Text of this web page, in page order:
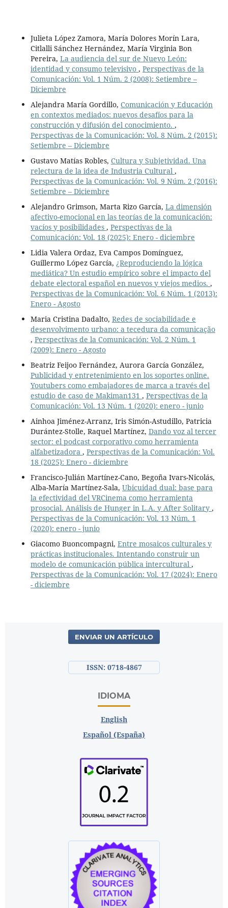
Julieta López Zamora, María Dolores Morín Lara,
Citlalli Sánchez Hernández, María Virginia Bon
Pereira, La audiencia del sur de Nuevo León:
identidad y consumo televisivo , Perspectivas de la
Comunicación: Vol. 1 Núm. 2 (2008): Setiembre –
Diciembre
Alejandra María Gordillo, Comunicación y Educación
en contextos mediados: nuevos desafíos para la
construcción y difusión del conocimiento. ,
Perspectivas de la Comunicación: Vol. 8 Núm. 2 (2015):
Setiembre – Diciembre
Gustavo Matías Robles, Cultura y Subjetividad. Una
relectura de la idea de Industria Cultural ,
Perspectivas de la Comunicación: Vol. 9 Núm. 2 (2016):
Setiembre – Diciembre
Alejandro Grimson, Marta Rizo García, La dimensión
afectivo-emocional en las teorías de la comunicación:
vacíos y posibilidades , Perspectivas de la
Comunicación: Vol. 18 (2025): Enero - diciembre
Lidia Valera Ordaz, Eva Campos Domínguez,
Guillermo López García, ¿Reproduciendo la lógica
mediática? Un estudio empírico sobre el impacto del
debate electoral español en nuevos y viejos medios. ,
Perspectivas de la Comunicación: Vol. 6 Núm. 1 (2013):
Enero - Agosto
Maria Cristina Dadalto, Redes de sociabilidade e
desenvolvimento urbano: a tecedura da comunicação
, Perspectivas de la Comunicación: Vol. 2 Núm. 1
(2009): Enero - Agosto
Beatriz Feijoo Fernández, Aurora García González,
Publicidad y entretenimiento en los soportes online.
Youtubers como embajadores de marca a través del
estudio de caso de Makiman131 , Perspectivas de la
Comunicación: Vol. 13 Núm. 1 (2020): enero - junio
Ainhoa Jiménez-Arranz, Iris Simón-Astudillo, Patricia
Durántez-Stolle, Raquel Martínez, Dando voz al tercer
sector: el podcast corporativo como herramienta
alfabetizadora , Perspectivas de la Comunicación: Vol.
18 (2025): Enero - diciembre
Francisco-Julián Martínez-Cano, Begoña Ivars-Nicolás,
Alba-María Martínez-Sala, Ubicuidad dual: base para
la efectividad del VRCinema como herramienta
prosocial. Análisis de Hunger in L.A. y After Solitary ,
Perspectivas de la Comunicación: Vol. 13 Núm. 1
(2020): enero - junio
Giacomo Buoncompagni, Entre mosaicos culturales y
prácticas institucionales. Intentando construir un
modelo de comunicación pública intercultural ,
Perspectivas de la Comunicación: Vol. 17 (2024): Enero
- diciembre
ENVIAR UN ARTÍCULO
ISSN: 0718-4867
IDIOMA
English
Español (España)